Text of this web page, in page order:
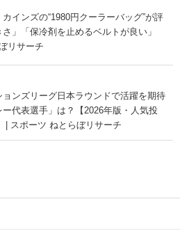
インズの“1980円クーラーバッグ”が評
」「保冷剤を止めるベルトが良い」
リサーチ
ョンズリーグ日本ラウンドで活躍を期待
代表選手」は？【2026年版・人気投
| スポーツ ねとらぼリサーチ